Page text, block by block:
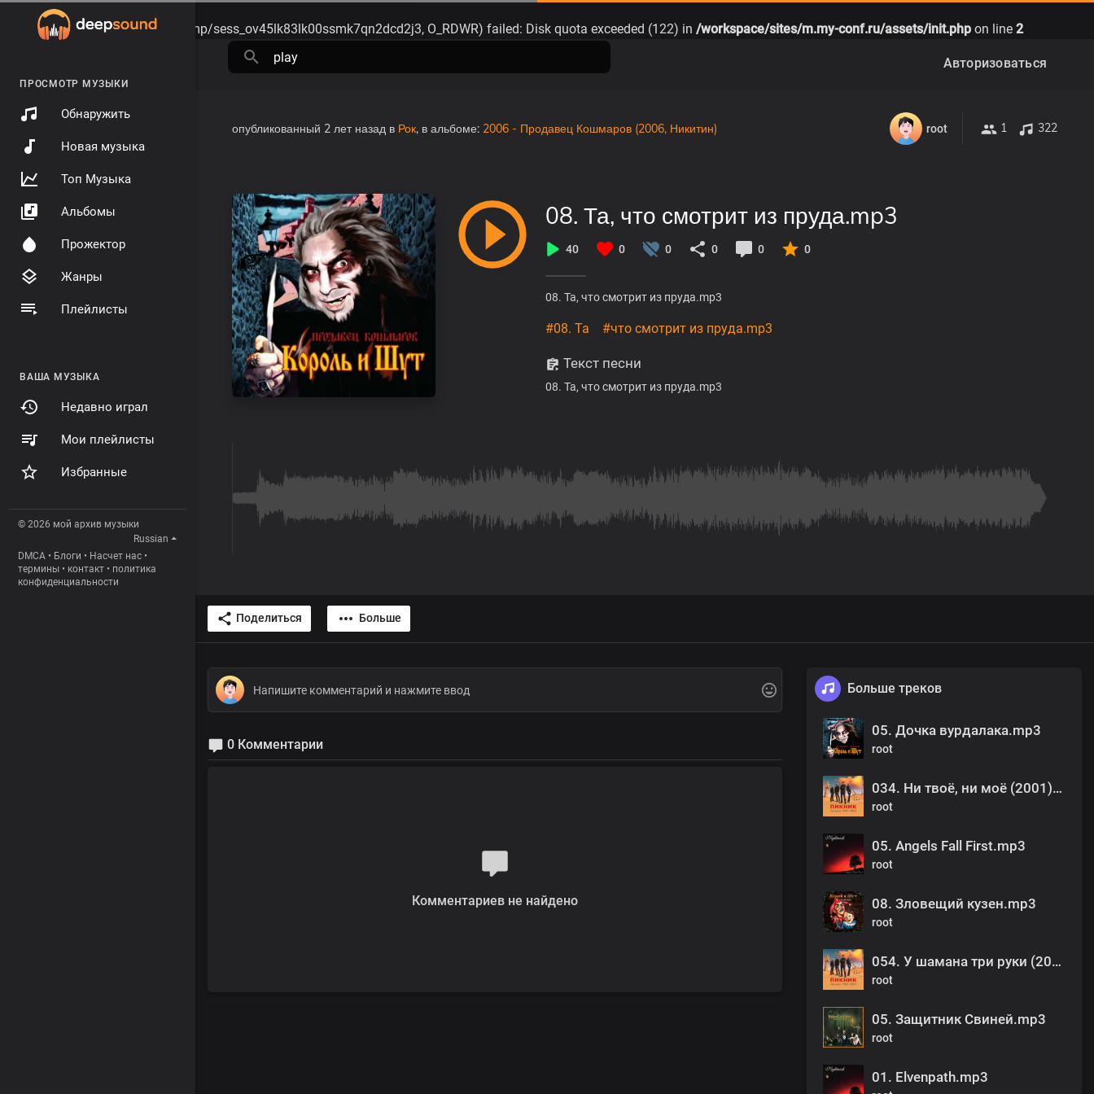
Warning: session_start(): open(/tmp/sess_ov45lk83lk00ssmk7qn2dcd2j3, O_RDWR) failed: Disk quota exceeded (122) in /workspace/sites/m.my-conf.ru/assets/init.php on line 2
ПРОСМОТР МУЗЫКИ
Обнаружить
Новая музыка
Топ Музыка
Альбомы
Прожектор
Жанры
Плейлисты
ВАША МУЗЫКА
Недавно играл
Мои плейлисты
Избранные
© 2026 мой архив музыки
Russian
DMCA • Блоги • Насчет нас •
термины • контакт • политика
конфиденциальности
Авторизоваться
опубликованный 2 лет назад в Рок, в альбоме: 2006 - Продавец Кошмаров (2006, Никитин) root 1 322
08. Та, что смотрит из пруда.mp3
40 0 0 0 0 0
08. Та, что смотрит из пруда.mp3
#08. Та #что смотрит из пруда.mp3
Текст песни
08. Та, что смотрит из пруда.mp3
Поделиться Больше
0 Комментарии
Комментариев не найдено
Больше треков
05. Дочка вурдалака.mp3
root
034. Ни твоё, ни моё (2001).mp3
root
05. Angels Fall First.mp3
root
08. Зловещий кузен.mp3
root
054. У шамана три руки (2005).mp3
root
05. Защитник Свиней.mp3
root
01. Elvenpath.mp3